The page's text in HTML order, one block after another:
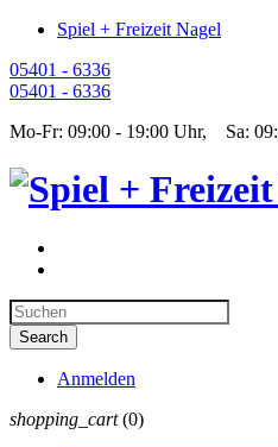
Spiel + Freizeit Nagel
05401 - 6336
05401 - 6336
Mo-Fr: 09:00 - 19:00 Uhr, Sa:
Anmelden
shopping_cart (0)